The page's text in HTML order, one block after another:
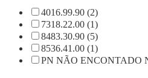
4016.99.90 (2)
7318.22.00 (1)
8483.30.90 (5)
8536.41.00 (1)
PN NÃO ENCONTADO